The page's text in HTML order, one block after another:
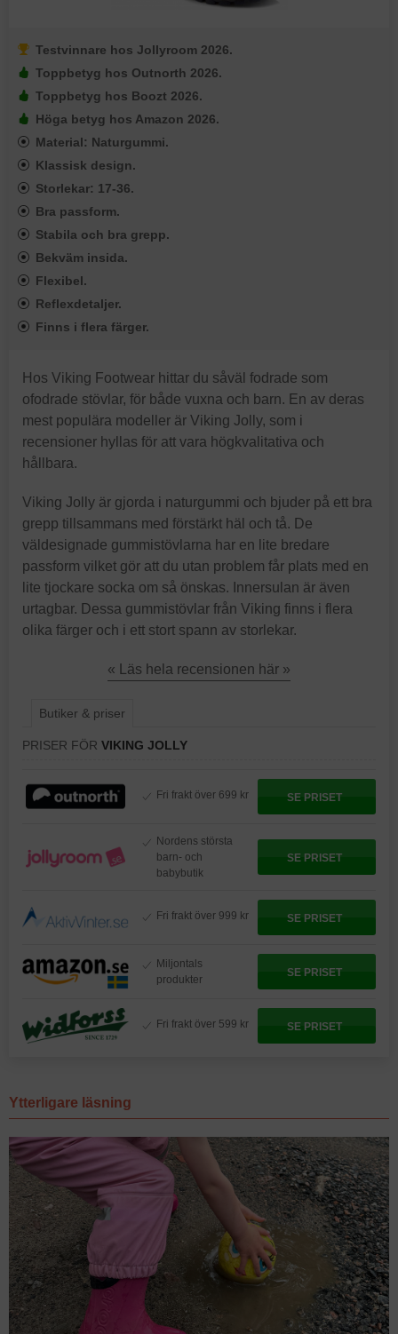
Testvinnare hos Jollyroom 2026.
Toppbetyg hos Outnorth 2026.
Toppbetyg hos Boozt 2026.
Höga betyg hos Amazon 2026.
Material: Naturgummi.
Klassisk design.
Storlekar: 17-36.
Bra passform.
Stabila och bra grepp.
Bekväm insida.
Flexibel.
Reflexdetaljer.
Finns i flera färger.
Hos Viking Footwear hittar du såväl fodrade som
ofodrade stövlar, för både vuxna och barn. En av deras
mest populära modeller är Viking Jolly, som i
recensioner hyllas för att vara högkvalitativa och
hållbara.
Viking Jolly är gjorda i naturgummi och bjuder på ett bra
grepp tillsammans med förstärkt häl och tå. De
väldesignade gummistövlarna har en lite bredare
passform vilket gör att du utan problem får plats med en
lite tjockare socka om så önskas. Innersulan är även
urtagbar. Dessa gummistövlar från Viking finns i flera
olika färger och i ett stort spann av storlekar.
« Läs hela recensionen här »
Butiker & priser
PRISER FÖR VIKING JOLLY
Fri frakt över 699 kr SE PRISET
Nordens största
barn- och
babybutik
SE PRISET
Fri frakt över 999 kr SE PRISET
Miljontals
produkter
SE PRISET
Fri frakt över 599 kr SE PRISET
Ytterligare läsning